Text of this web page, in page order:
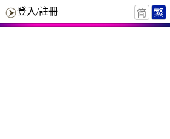
登入/註冊